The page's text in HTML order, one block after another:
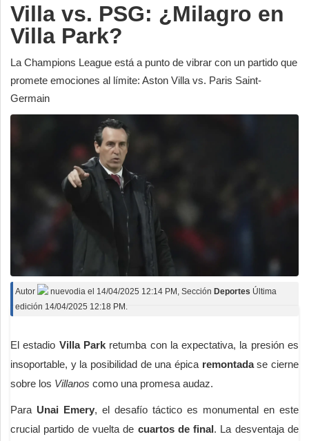
Villa vs. PSG: ¿Milagro en
Villa Park?
La Champions League está a punto de vibrar con un partido que
promete emociones al límite: Aston Villa vs. Paris Saint-
Germain
Autor nuevodia el 14/04/2025 12:14 PM , Sección Deportes Última
edición 14/04/2025 12:18 PM.
El estadio Villa Parkretumba con la expectativa, la presión es
insoportable, y la posibilidad de una épica remontadase cierne
sobre los Villanos como una promesa audaz.
Para Unai Emery, el desafío táctico es monumental en este
crucial partido de vuelta de cuartos de final. La desventaja de